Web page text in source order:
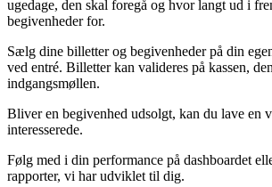
ugedage, den skal foregå og hvor langt ud i
begivenheder for.
Sælg dine billetter og begivenheder på din
ved entré. Billetter kan valideres på kassen,
indgangsmøllen.
Bliver en begivenhed udsolgt, kan du lave en
interesserede.
Følg med i din performance på dashboardet
rapporter, vi har udviklet til dig.